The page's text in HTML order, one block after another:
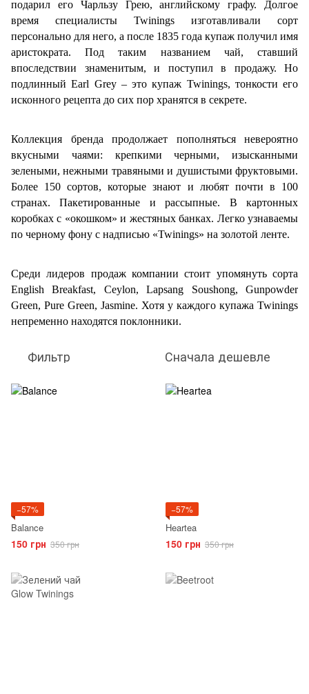
подарил его Чарльзу Грею, английскому графу. Долгое
время специалисты Twinings изготавливали сорт
персонально для него, а после 1835 года купаж получил имя
аристократа. Под таким названием чай, ставший
впоследствии знаменитым, и поступил в продажу. Но
подлинный Earl Grey – это купаж Twinings, тонкости его
исконного рецепта до сих пор хранятся в секрете.
Коллекция бренда продолжает пополняться невероятно
вкусными чаями: крепкими черными, изысканными
зелеными, нежными травяными и душистыми фруктовыми.
Более 150 сортов, которые знают и любят почти в 100
странах. Пакетированные и рассыпные. В картонных
коробках с «окошком» и жестяных банках. Легко узнаваемы
по черному фону с надписью «Twinings» на золотой ленте.
Среди лидеров продаж компании стоит упомянуть сорта
English Breakfast, Ceylon, Lapsang Soushong, Gunpowder
Green, Pure Green, Jasmine. Хотя у каждого купажа Twinings
непременно находятся поклонники.
Фильтр Сначала дешевле
−57%
Balance
150 грн 350 грн
−57%
Heartea
150 грн 350 грн